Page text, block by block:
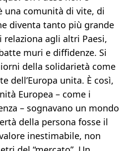
una comunità di vite, di
diventa tanto più grande
agli altri Paesi,
muri e diffidenze. Si
della solidarietà come
dell’Europa unita. È così,
Europea – come i
– sognavano un mondo
della persona fosse il
inestimabile, non